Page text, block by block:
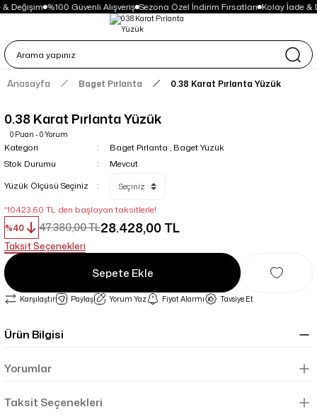
Değişim %100 Güvenli Alışveriş Sezona Özel İndirim Fırsatları Kolay İade &
Anasayfa Baget Pırlanta 0.38 Karat Pırlanta Yüzük
0.38 Karat Pırlanta Yüzük
0 Puan - 0 Yorum
Kategori Baget Pırlanta , Baget Yüzük
Stok Durumu
Mevcut
Yüzük Ölçüsü Seçiniz
*10.423,60 TL den başlayan taksitlerle!
%40
47.380,00 TL28.428,00 TL
Taksit Seçenekleri
Sepete Ekle
Karşılaştır Paylaş Yorum Yaz Fiyat Alarmı Tavsiye Et
Ürün Bilgisi
Yorumlar
Taksit Seçenekleri